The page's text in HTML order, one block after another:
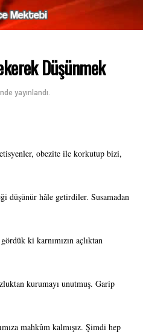
Düşünmek
yayınlandı.
obezite ile korkutup bizi,
düşünür hâle getirdiler. Susamadan
ki karnımızın açlıktan
kurumayı unutmuş. Garip
mahkûm kalmışız. Şimdi hep